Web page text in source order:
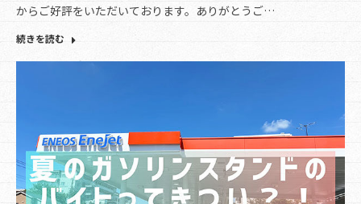
からご好評をいただいております。ありがとうご…
続きを読む